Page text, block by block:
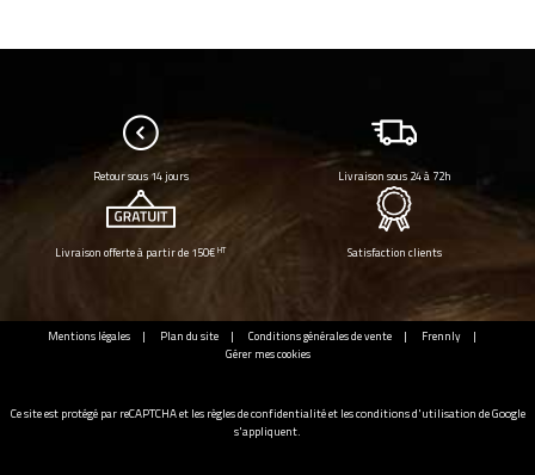
Retour sous 14 jours Livraison sous 24 à 72h
Livraison offerte à partir de 150€HT Satisfaction clients
Mentions légales Plan du site Conditions générales de vente
Frennly
Gérer mes cookies
Ce site est protégé par reCAPTCHA et les règles de confidentialitéet lesconditions d'utilisation de Google
s'appliquent.